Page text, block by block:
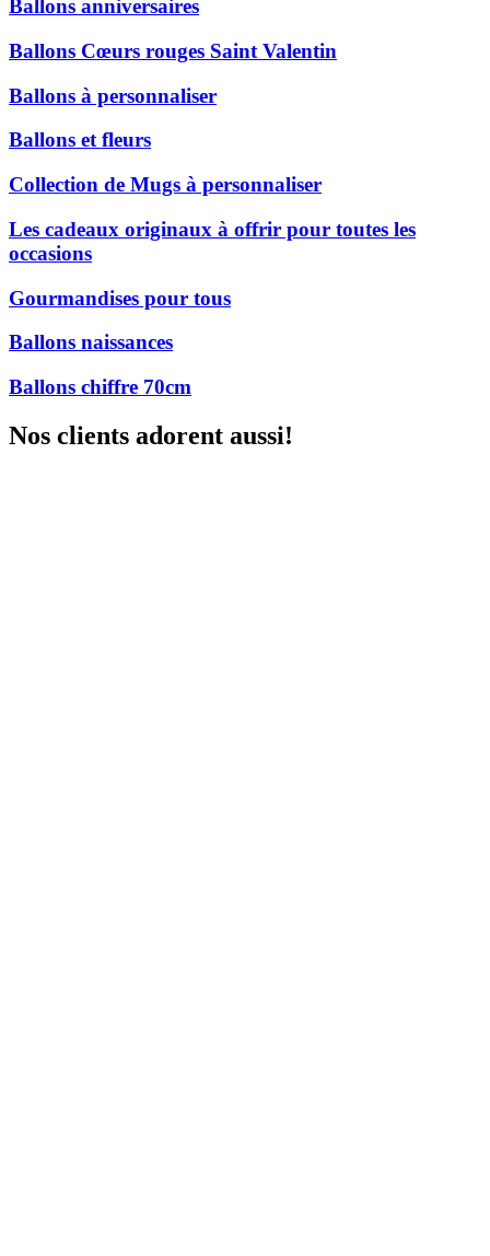
Ballons anniversaires
Ballons Cœurs rouges Saint Valentin
Ballons à personnaliser
Ballons et fleurs
Collection de Mugs à personnaliser
Les cadeaux originaux à offrir pour toutes les
occasions
Gourmandises pour tous
Ballons naissances
Ballons chiffre 70cm
Nos clients adorent aussi!